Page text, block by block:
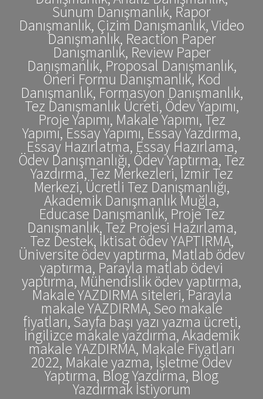
Sunum Danışmanlık, Rapor
Danışmanlık, Çizim Danışmanlık, Video
Danışmanlık, Reaction Paper
Danışmanlık, Review Paper
Danışmanlık, Proposal Danışmanlık,
Öneri Formu Danışmanlık, Kod
Danışmanlık, Formasyon Danışmanlık,
Tez Danışmanlık Ücreti, Ödev Yapımı,
Proje Yapımı, Makale Yapımı, Tez
Yapımı, Essay Yapımı, Essay Yazdırma,
Essay Hazırlatma, Essay Hazırlama,
Ödev Danışmanlığı, Ödev Yaptırma, Tez
Yazdırma, Tez Merkezleri, İzmir Tez
Merkezi, Ücretli Tez Danışmanlığı,
Akademik Danışmanlık Muğla,
Educase Danışmanlık, Proje Tez
Danışmanlık, Tez Projesi Hazırlama,
Tez Destek, İktisat ödev YAPTIRMA,
Üniversite ödev yaptırma, Matlab ödev
yaptırma, Parayla matlab ödevi
yaptırma, Mühendislik ödev yaptırma,
Makale YAZDIRMA siteleri, Parayla
makale YAZDIRMA, Seo makale
fiyatları, Sayfa başı yazı yazma ücreti,
İngilizce makale yazdırma, Akademik
makale YAZDIRMA, Makale Fiyatları
2022, Makale yazma, İşletme Ödev
Yaptırma, Blog Yazdırma, Blog
Yazdırmak İstiyorum